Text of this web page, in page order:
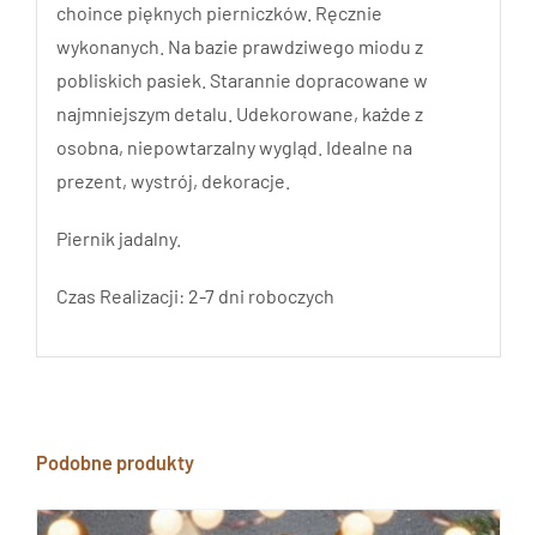
choince pięknych pierniczków. Ręcznie
wykonanych. Na bazie prawdziwego miodu z
pobliskich pasiek. Starannie dopracowane w
najmniejszym detalu. Udekorowane, każde z
osobna, niepowtarzalny wygląd. Idealne na
prezent, wystrój, dekoracje.
Piernik jadalny.
Czas Realizacji: 2-7 dni roboczych
Podobne produkty